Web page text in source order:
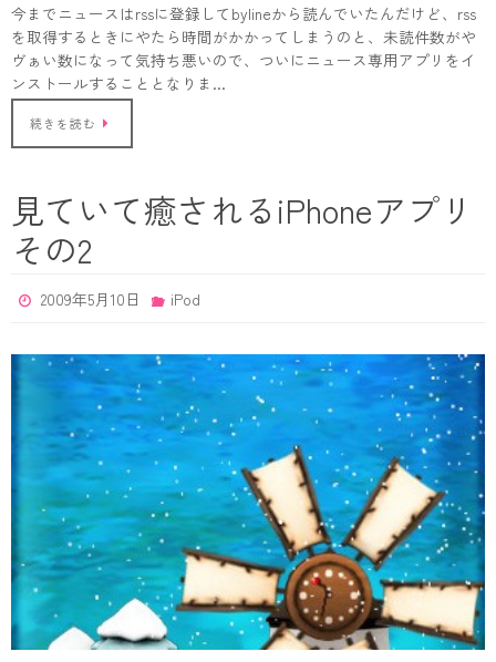
今までニュースはrssに登録してbylineから読んでいたんだけど、rss
を取得するときにやたら時間がかかってしまうのと、未読件数がや
ヴぁい数になって気持ち悪いので、ついにニュース専用アプリをイ
ンストールすることとなりま…
続きを読む
見ていて癒されるiPhoneアプリ
その2
2009年5月10日 iPod